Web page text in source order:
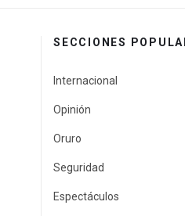
SECCIONES
Internacional
Opinión
Oruro
Seguridad
Espectáculos